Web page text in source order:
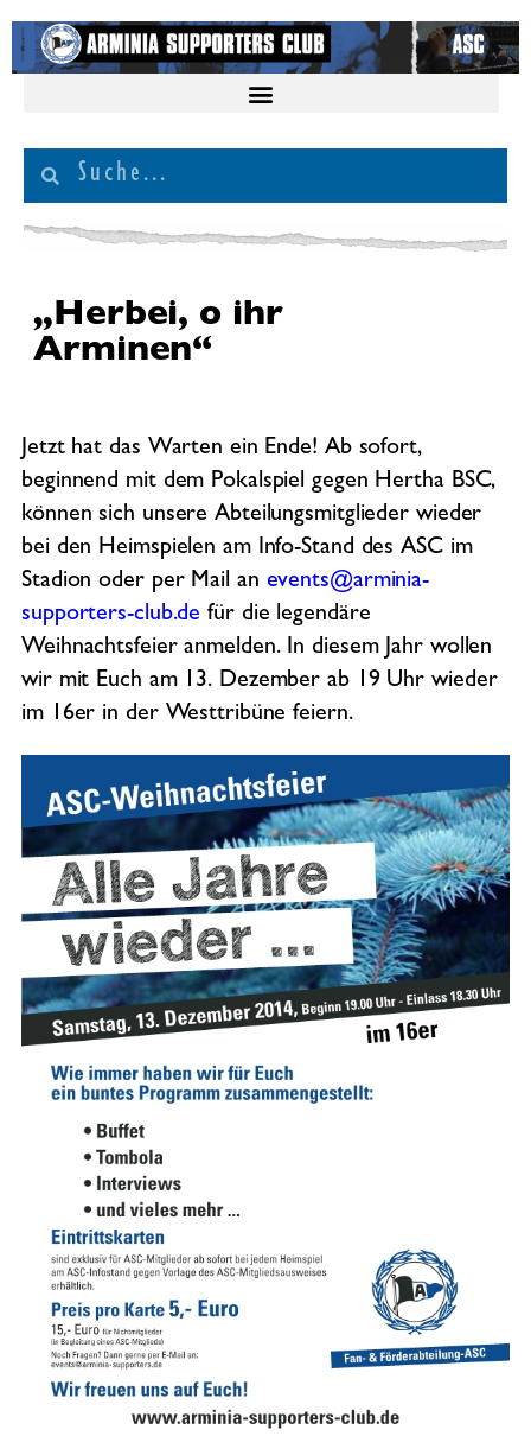
„Herbei, o ihr
Arminen“
Jetzt hat das Warten ein Ende! Ab sofort,
beginnend mit dem Pokalspiel gegen Hertha BSC,
können sich unsere Abteilungsmitglieder wieder
bei den Heimspielen am Info-Stand des ASC im
Stadion oder per Mail an events@arminia-
supporters-club.de für die legendäre
Weihnachtsfeier anmelden. In diesem Jahr wollen
wir mit Euch am 13. Dezember ab 19 Uhr wieder
im 16er in der Westtribüne feiern.